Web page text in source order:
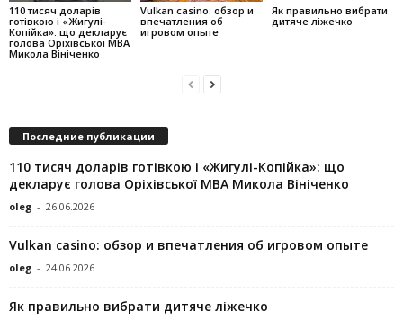
110 тисяч доларів
готівкою і «Жигулі-
Копійка»: що декларує
голова Оріхівської МВА
Микола Вініченко
Vulkan casino: обзор и
впечатления об
игровом опыте
Як правильно вибрати
дитяче ліжечко
Последние публикации
110 тисяч доларів готівкою і «Жигулі-Копійка»: що
декларує голова Оріхівської МВА Микола Вініченко
oleg - 26.06.2026
Vulkan casino: обзор и впечатления об игровом опыте
oleg - 24.06.2026
Як правильно вибрати дитяче ліжечко